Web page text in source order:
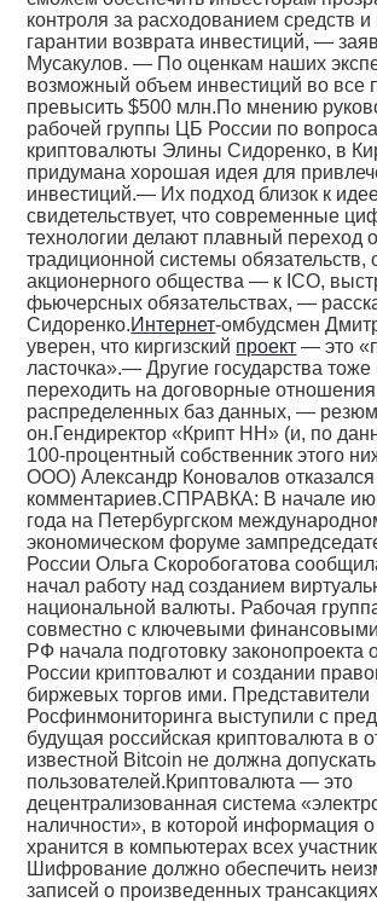
контроля за расходованием средств и
гарантии возврата инвестиций, —
Мусакулов. — По оценкам наших
возможный объем инвестиций во все
превысить $500 млн.По мнению
рабочей группы ЦБ России по
криптовалюты Элины Сидоренко, в
придумана хорошая идея для
инвестиций.— Их подход близок к
свидетельствует, что современные
технологии делают плавный переход
традиционной системы обязательств,
акционерного общества — к ICO,
фьючерсных обязательствах, —
Сидоренко.Интернет-омбудсмен
уверен, что киргизский проект — это
ласточка».— Другие государства тоже
переходить на договорные
распределенных баз данных, —
он.Гендиректор «Крипт НН» (и, по
100-процентный собственник этого
ООО) Александр Коновалов отказался
комментариев.СПРАВКА: В начале
года на Петербургском
экономическом форуме
России Ольга Скоробогатова
начал работу над созданием
национальной валюты. Рабочая
совместно с ключевыми финансовыми
РФ начала подготовку законопроекта
России криптовалют и создании
биржевых торгов ими. Представители
Росфинмониторинга выступили с
будущая российская криптовалюта в
известной Bitcoin не должна
пользователей.Криптовалюта — это
децентрализованная система
наличности», в которой информация о
хранится в компьютерах всех
Шифрование должно обеспечить
записей о произведенных